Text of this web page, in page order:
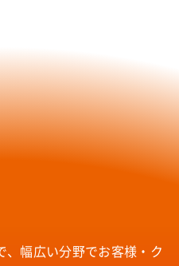
、幅広い分野でお客様・ク